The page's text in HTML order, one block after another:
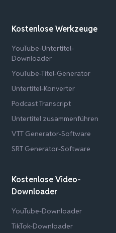
Kostenlose Werkzeuge
YouTube-Untertitel-
Downloader
YouTube-Titel-Generator
Untertitel-Konverter
Podcast Transcript
Untertitel zusammenführen
VTT Generator-Software
SRT Generator-Software
Kostenlose Video-
Downloader
YouTube-Downloader
TikTok-Downloader